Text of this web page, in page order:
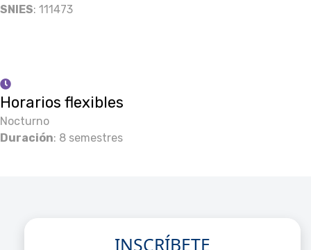
SNIES: 111473
Horarios flexibles
Nocturno
Duración: 8 semestres